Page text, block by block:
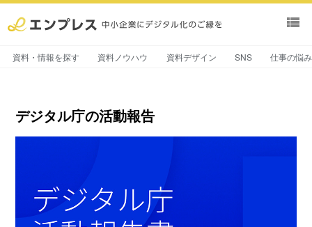
view_list
資料・情報を探す 資料ノウハウ 資料デザイン SNS 仕事の悩
デジタル庁の活動報告